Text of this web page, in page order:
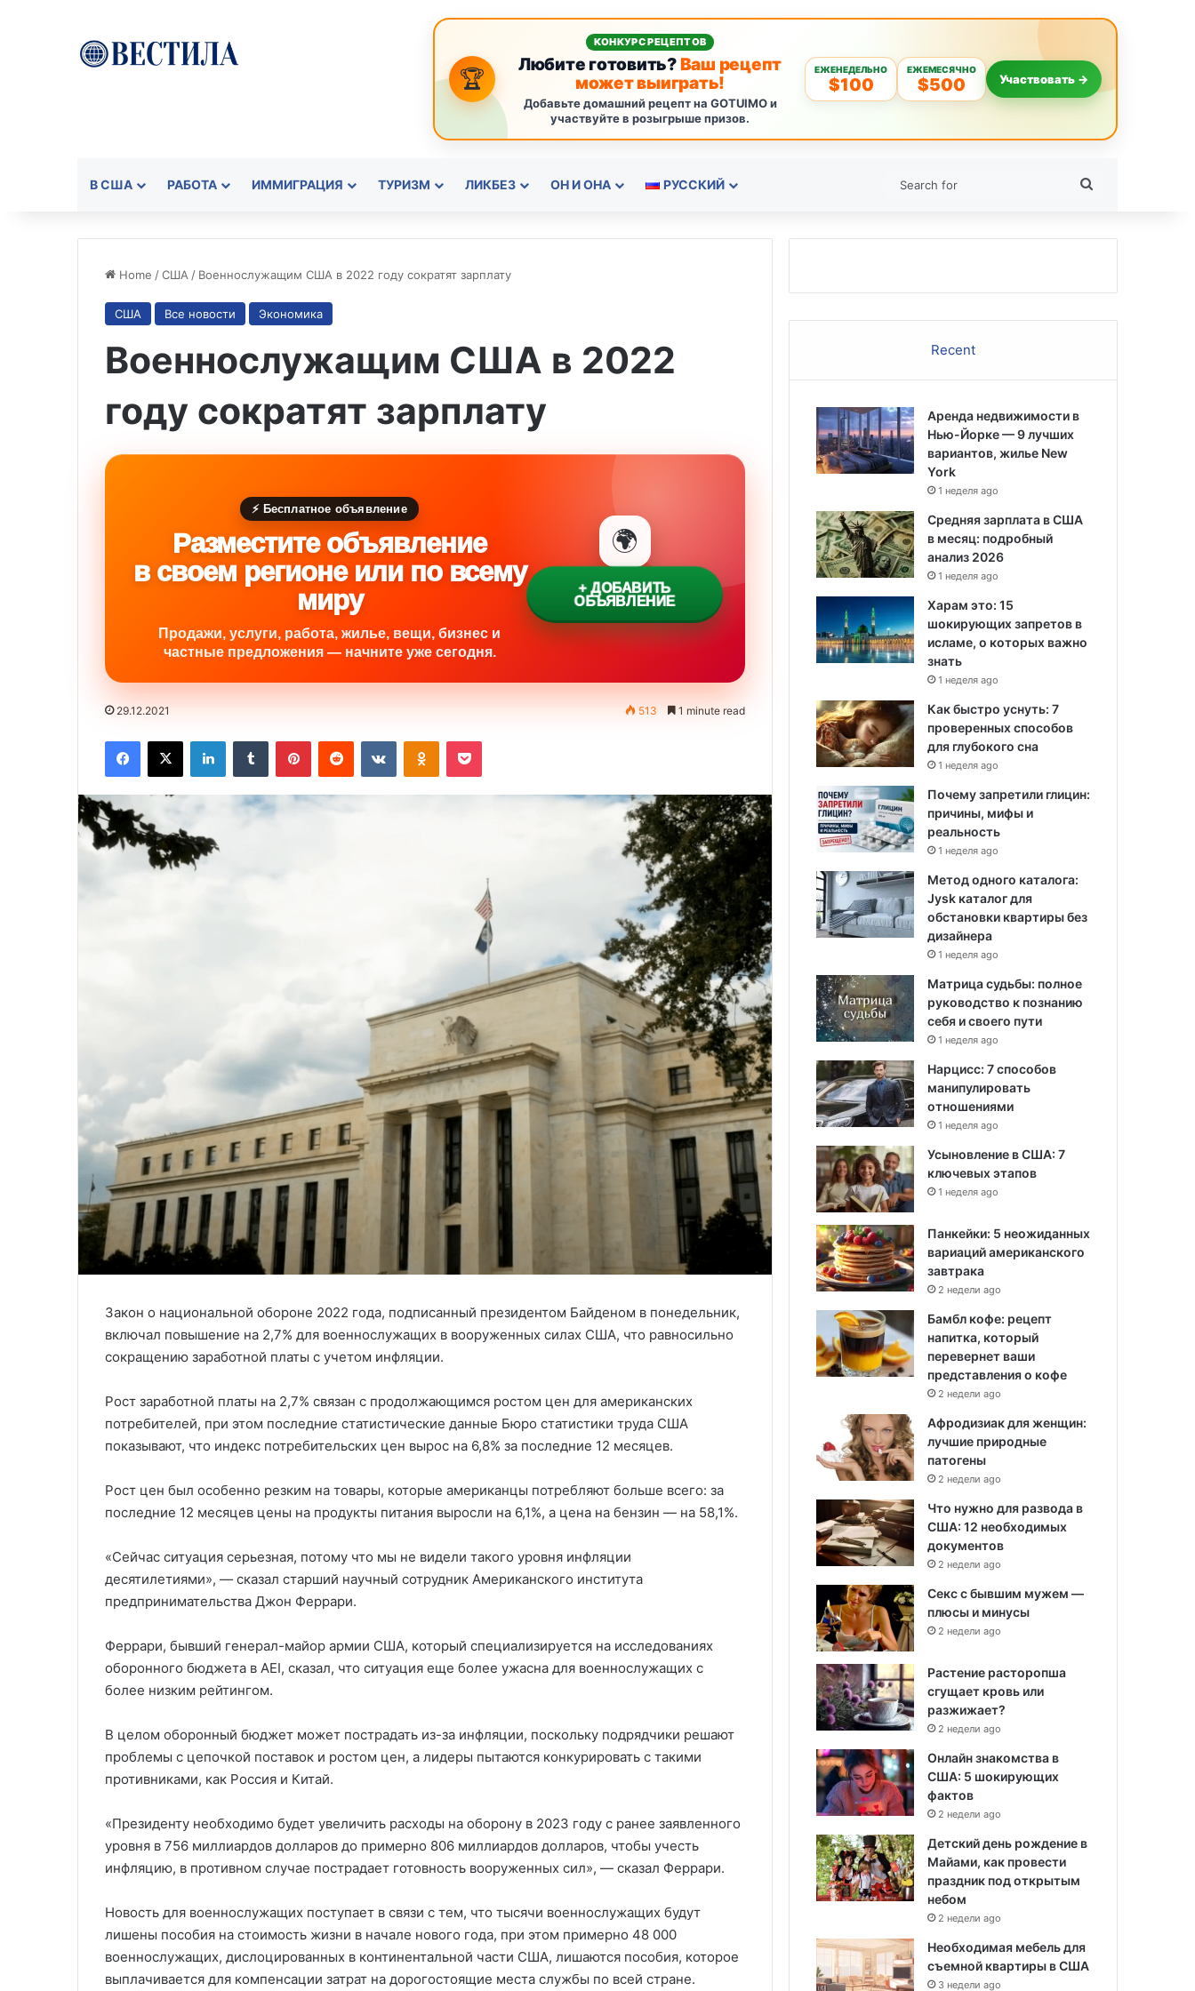
🏆
КОНКУРС РЕЦЕПТОВ
Любите готовить?Ваш рецепт
может выиграть!
Добавьте домашний рецепт на GOTUIMO и
участвуйте в розыгрыше призов.
ЕЖЕНЕДЕЛЬНО
$100
ЕЖЕМЕСЯЧНО
$500 Участвовать →
В США РАБОТА ИММИГРАЦИЯ ТУРИЗМ ЛИКБЕЗ ОН И ОНА РУССКИЙ
Home /США / Военнослужащим США в 2022 году сократят зарплату
США Все новости Экономика
Военнослужащим США в 2022
году сократят зарплату
⚡ Бесплатное объявление
Разместите объявление
в своем регионе или по всему
миру
Продажи, услуги, работа, жилье, вещи, бизнес и
частные предложения — начните уже сегодня.
🌍
+ ДОБАВИТЬ
ОБЪЯВЛЕНИЕ
29.12.2021 513 1 minute read
Закон о национальной обороне 2022 года, подписанный президентом Байденом в понедельник,
включал повышение на 2,7% для военнослужащих в вооруженных силах США, что равносильно
сокращению заработной платы с учетом инфляции.
Рост заработной платы на 2,7% связан с продолжающимся ростом цен для американских
потребителей, при этом последние статистические данные Бюро статистики труда США
показывают, что индекс потребительских цен вырос на 6,8% за последние 12 месяцев.
Рост цен был особенно резким на товары, которые американцы потребляют больше всего: за
последние 12 месяцев цены на продукты питания выросли на 6,1%, а цена на бензин — на 58,1%.
«Сейчас ситуация серьезная, потому что мы не видели такого уровня инфляции
десятилетиями», — сказал старший научный сотрудник Американского института
предпринимательства Джон Феррари.
Феррари, бывший генерал-майор армии США, который специализируется на исследованиях
оборонного бюджета в AEI, сказал, что ситуация еще более ужасна для военнослужащих с
более низким рейтингом.
В целом оборонный бюджет может пострадать из-за инфляции, поскольку подрядчики решают
проблемы с цепочкой поставок и ростом цен, а лидеры пытаются конкурировать с такими
противниками, как Россия и Китай.
«Президенту необходимо будет увеличить расходы на оборону в 2023 году с ранее заявленного
уровня в 756 миллиардов долларов до примерно 806 миллиардов долларов, чтобы учесть
инфляцию, в противном случае пострадает готовность вооруженных сил», — сказал Феррари.
Новость для военнослужащих поступает в связи с тем, что тысячи военнослужащих будут
лишены пособия на стоимость жизни в начале нового года, при этом примерно 48 000
военнослужащих, дислоцированных в континентальной части США, лишаются пособия, которое
выплачивается для компенсации затрат на дорогостоящие места службы по всей стране.
Recent
Аренда недвижимости в
Нью-Йорке — 9 лучших
вариантов, жилье New
York
1 неделя ago
Средняя зарплата в США
в месяц: подробный
анализ 2026
1 неделя ago
Харам это: 15
шокирующих запретов в
исламе, о которых важно
знать
1 неделя ago
Как быстро уснуть: 7
проверенных способов
для глубокого сна
1 неделя ago
Почему запретили глицин:
причины, мифы и
реальность
1 неделя ago
Метод одного каталога:
Jysk каталог для
обстановки квартиры без
дизайнера
1 неделя ago
Матрица судьбы: полное
руководство к познанию
себя и своего пути
1 неделя ago
Нарцисс: 7 способов
манипулировать
отношениями
1 неделя ago
Усыновление в США: 7
ключевых этапов
1 неделя ago
Панкейки: 5 неожиданных
вариаций американского
завтрака
2 недели ago
Бамбл кофе: рецепт
напитка, который
перевернет ваши
представления о кофе
2 недели ago
Афродизиак для женщин:
лучшие природные
патогены
2 недели ago
Что нужно для развода в
США: 12 необходимых
документов
2 недели ago
Секс с бывшим мужем —
плюсы и минусы
2 недели ago
Растение расторопша
сгущает кровь или
разжижает?
2 недели ago
Онлайн знакомства в
США: 5 шокирующих
фактов
2 недели ago
Детский день рождение в
Майами, как провести
праздник под открытым
небом
2 недели ago
Необходимая мебель для
съемной квартиры в США
3 недели ago